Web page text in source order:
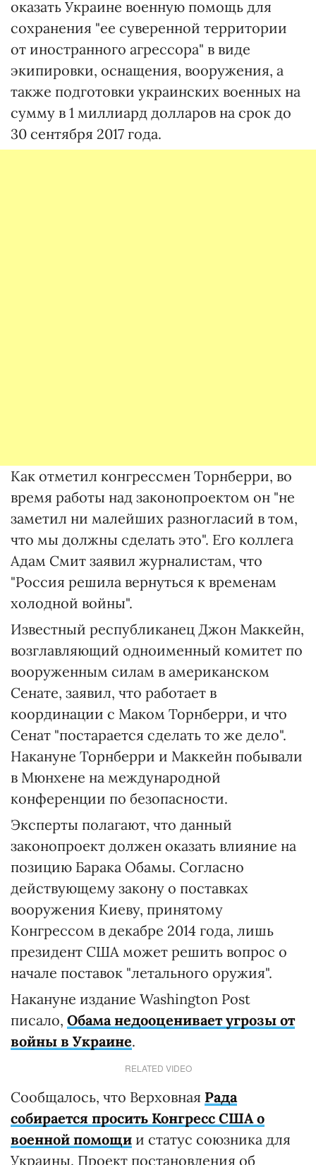
оказать Украине военную помощь для
сохранения "ее суверенной территории
от иностранного агрессора" в виде
экипировки, оснащения, вооружения, а
также подготовки украинских военных на
сумму в 1 миллиард долларов на срок до
30 сентября 2017 года.
Как отметил конгрессмен Торнберри, во
время работы над законопроектом он "не
заметил ни малейших разногласий в том,
что мы должны сделать это". Его коллега
Адам Смит заявил журналистам, что
"Россия решила вернуться к временам
холодной войны".
Известный республиканец Джон Маккейн,
возглавляющий одноименный комитет по
вооруженным силам в американском
Сенате, заявил, что работает в
координации с Маком Торнберри, и что
Сенат "постарается сделать то же дело".
Накануне Торнберри и Маккейн побывали
в Мюнхене на международной
конференции по безопасности.
Эксперты полагают, что данный
законопроект должен оказать влияние на
позицию Барака Обамы. Согласно
действующему закону о поставках
вооружения Киеву, принятому
Конгрессом в декабре 2014 года, лишь
президент США может решить вопрос о
начале поставок "летального оружия".
Накануне издание Washington Post
писало, Обама недооценивает угрозы от
войны в Украине.
RELATED VIDEO
Сообщалось, что Верховная Рада
собирается просить Конгресс США о
военной помощи и статус союзника для
Украины. Проект постановления об